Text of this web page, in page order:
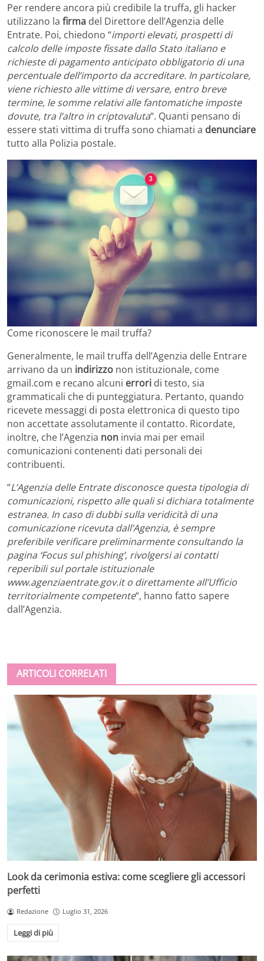
Per rendere ancora più credibile la truffa, gli hacker
utilizzano la firma del Direttore dell’Agenzia delle
Entrate. Poi, chiedono “importi elevati, prospetti di
calcolo delle imposte fissate dallo Stato italiano e
richieste di pagamento anticipato obbligatorio di una
percentuale dell’importo da accreditare. In particolare,
viene richiesto alle vittime di versare, entro breve
termine, le somme relativi alle fantomatiche imposte
dovute, tra l’altro in criptovaluta“. Quanti pensano di
essere stati vittima di truffa sono chiamati a denunciare
tutto alla Polizia postale.
Come riconoscere le mail truffa?
Generalmente, le mail truffa dell’Agenzia delle Entrare
arrivano da un indirizzo non istituzionale, come
gmail.com e recano alcuni errori di testo, sia
grammaticali che di punteggiatura. Pertanto, quando
ricevete messaggi di posta elettronica di questo tipo
non accettate assolutamente il contatto. Ricordate,
inoltre, che l’Agenzia non invia mai per email
comunicazioni contenenti dati personali dei
contribuenti.
“L’Agenzia delle Entrate disconosce questa tipologia di
comunicazioni, rispetto alle quali si dichiara totalmente
estranea. In caso di dubbi sulla veridicità di una
comunicazione ricevuta dall’Agenzia, è sempre
preferibile verificare preliminarmente consultando la
pagina ‘Focus sul phishing’, rivolgersi ai contatti
reperibili sul portale istituzionale
www.agenziaentrate.gov.it o direttamente all’Ufficio
territorialmente competente“, hanno fatto sapere
dall’Agenzia.
ARTICOLI CORRELATI
Look da cerimonia estiva: come scegliere gli accessori
perfetti
Redazione Luglio 31, 2026
Leggi di più